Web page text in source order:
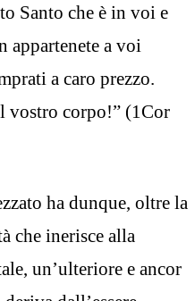
Santo che è in voi e
appartenete a voi
a caro prezzo.
vostro corpo!” (1Cor
ha dunque, oltre la
che inerisce alla
un’ulteriore e ancor